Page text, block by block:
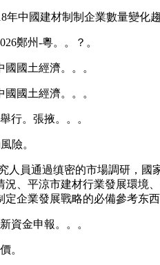
中國建材制制企業數量變化趨
鄭州-粵。。？。
國土經濟。。。
國土經濟。。。
行。張掖。。。
險。
員通過缜密的市場調研，國
、平涼市建材行業發展環境
企業發展戰略的必備參考东西
資金申報。。。
。